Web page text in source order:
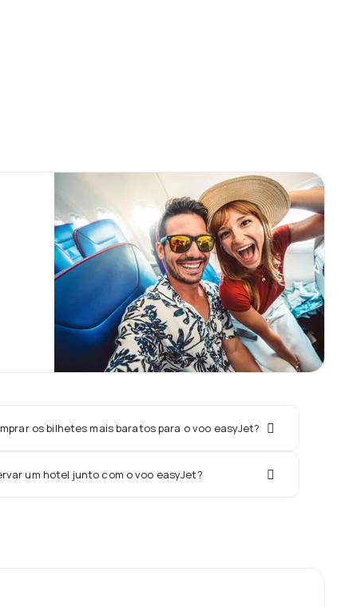
os bilhetes mais baratos para o voo easyJet?
um hotel junto com o voo easyJet?